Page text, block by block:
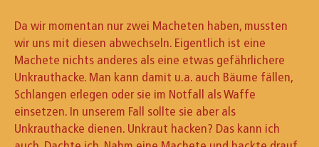
Da wir momentan nur zwei Macheten haben, mussten
wir uns mit diesen abwechseln. Eigentlich ist eine
Machete nichts anderes als eine etwas gefährlichere
Unkrauthacke. Man kann damit u.a. auch Bäume fällen,
Schlangen erlegen oder sie im Notfall als Waffe
einsetzen. In unserem Fall sollte sie aber als
Unkrauthacke dienen. Unkraut hacken? Das kann ich